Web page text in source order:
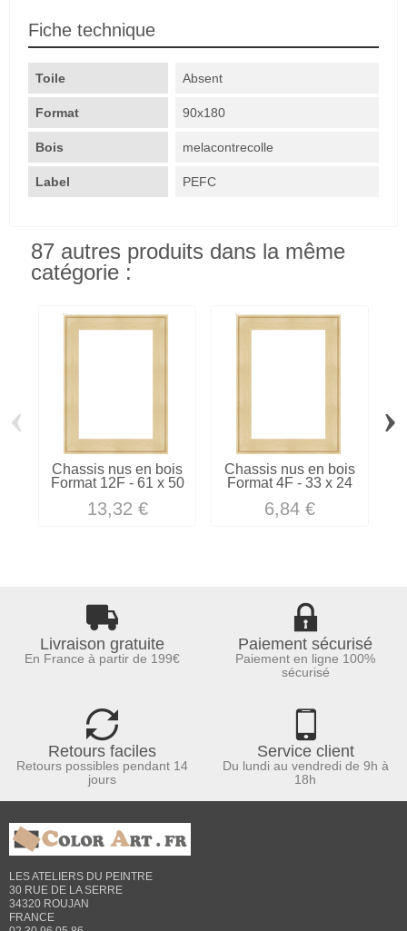
Fiche technique
Toile Absent
Format 90x180
Bois melacontrecolle
Label PEFC
87 autres produits dans la même
catégorie :
Chassis nus en bois
Format 12F - 61 x 50
13,32 €
Chassis nus en bois
Format 4F - 33 x 24
6,84 €
‹ ›
Livraison gratuite
En France à partir de 199€
Paiement sécurisé
Paiement en ligne 100%
sécurisé
Retours faciles
Retours possibles pendant 14
jours
Service client
Du lundi au vendredi de 9h à
18h
LES ATELIERS DU PEINTRE
30 RUE DE LA SERRE
34320 ROUJAN
FRANCE